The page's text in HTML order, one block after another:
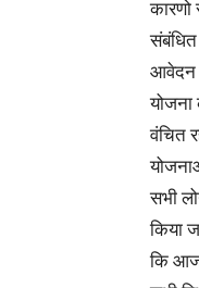
आवेदन
वंचित
सभी
किया
कि